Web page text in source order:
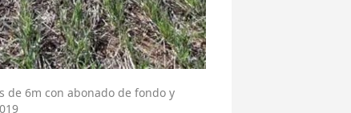
de 6m con abonado de fondo y